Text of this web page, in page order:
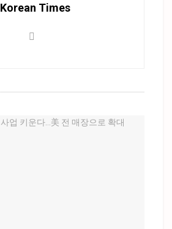
Korean Times